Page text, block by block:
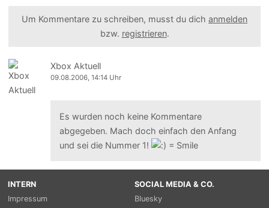
Um Kommentare zu schreiben, musst du dich anmelden
bzw. registrieren.
Xbox Aktuell
09.08.2006, 14:14 Uhr
Es wurden noch keine Kommentare
abgegeben. Mach doch einfach den Anfang
und sei die Nummer 1!
INTERN
Impressum
SOCIAL MEDIA & CO.
Bluesky